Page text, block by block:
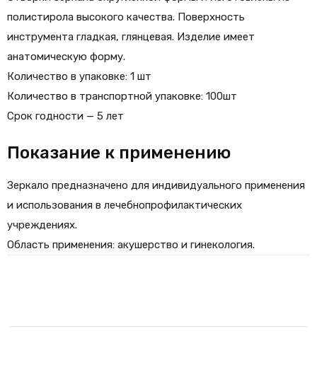
полистирола высокого качества. Поверхность
инструмента гладкая, глянцевая. Изделие имеет
анатомическую форму.
Количество в упаковке: 1 шт
Количество в транспортной упаковке: 100шт
Срок годности — 5 лет
Показание к применению
Зеркало предназначено для индивидуального применения
и использования в лечебнопрофилактических
учреждениях.
Область применения: акушерство и гинекология.